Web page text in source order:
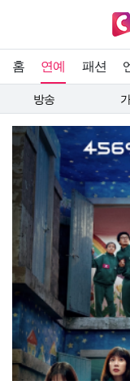
홈 연예 패션
방송